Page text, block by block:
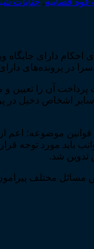
دارای جایگاه
در پرونده­‌های
آن را تعیین
اشخاص دخیل در
موضوعه؛
باید مورد توجه
تدوین شد.
مختلف پیرامون